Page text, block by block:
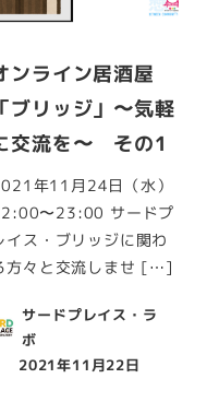
ンライン居酒屋
「ブリッジ」〜気軽
交流を〜 その1
年11月24日（水）
〜23:00 サードプ
イス・ブリッジに関わ
方々と交流しませ […]
サードプレイス・ラ
ボ
投稿日
2021年11月22日